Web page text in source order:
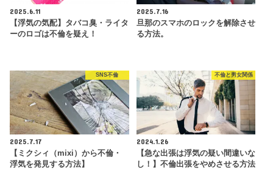
2025.6.11
【浮気の気配】タバコ臭・ライタ
ーのロゴは不倫を疑え！
2025.7.16
旦那のスマホのロックを解除させ
る方法。
SNS不倫
2025.7.17
【ミクシィ（mixi）から不倫・
浮気を発見する方法】
不倫と男女関係
2024.1.26
【急な出張は浮気の疑い間違いな
し！】不倫出張をやめさせる方法